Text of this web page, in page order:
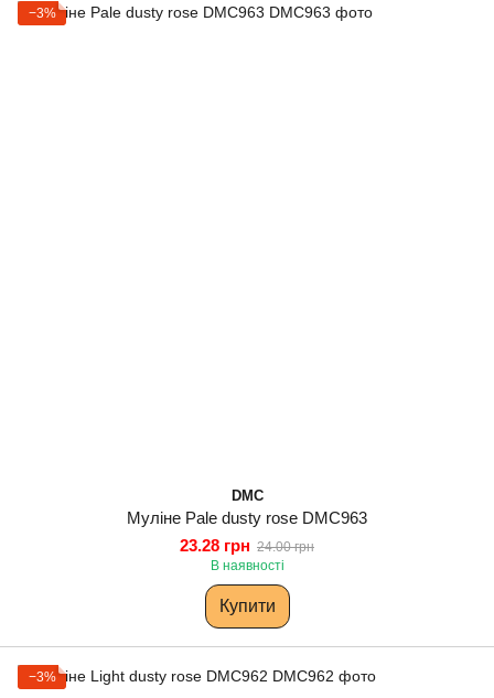
−3%
DMC
Муліне Pale dusty rose DMC963
23.28 грн 24.00 грн
В наявності
Купити
−3%